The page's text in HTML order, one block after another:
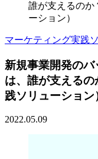
誰が支えるのか
ーション）
マーケティング実践
新規事業開発の
は、誰が支える
践ソリューション
2022.05.09